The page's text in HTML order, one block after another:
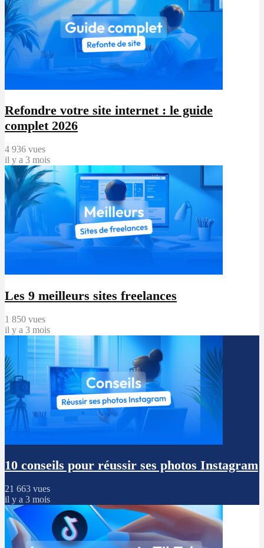
Refondre votre site internet : le guide
complet 2026
4 936 vues
il y a 3 mois
Les 9 meilleurs sites freelances
1 850 vues
il y a 3 mois
10 conseils pour réussir ses photos Instagram
21 663 vues
il y a 3 mois